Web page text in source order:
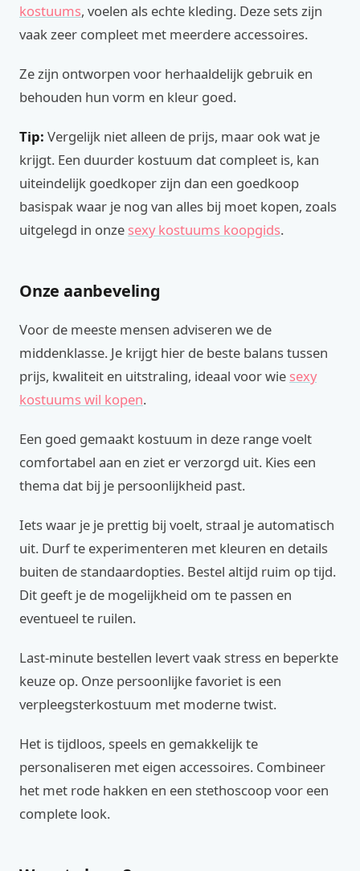
kostuums, voelen als echte kleding. Deze sets zijn
vaak zeer compleet met meerdere accessoires.
Ze zijn ontworpen voor herhaaldelijk gebruik en
behouden hun vorm en kleur goed.
Tip: Vergelijk niet alleen de prijs, maar ook wat je
krijgt. Een duurder kostuum dat compleet is, kan
uiteindelijk goedkoper zijn dan een goedkoop
basispak waar je nog van alles bij moet kopen, zoals
uitgelegd in onze sexy kostuums koopgids.
Onze aanbeveling
Voor de meeste mensen adviseren we de
middenklasse. Je krijgt hier de beste balans tussen
prijs, kwaliteit en uitstraling, ideaal voor wie sexy
kostuums wil kopen.
Een goed gemaakt kostuum in deze range voelt
comfortabel aan en ziet er verzorgd uit. Kies een
thema dat bij je persoonlijkheid past.
Iets waar je je prettig bij voelt, straal je automatisch
uit. Durf te experimenteren met kleuren en details
buiten de standaardopties. Bestel altijd ruim op tijd.
Dit geeft je de mogelijkheid om te passen en
eventueel te ruilen.
Last-minute bestellen levert vaak stress en beperkte
keuze op. Onze persoonlijke favoriet is een
verpleegsterkostuum met moderne twist.
Het is tijdloos, speels en gemakkelijk te
personaliseren met eigen accessoires. Combineer
het met rode hakken en een stethoscoop voor een
complete look.